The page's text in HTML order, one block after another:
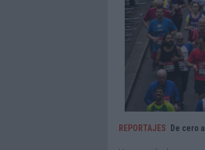
REPORTAJES De cero